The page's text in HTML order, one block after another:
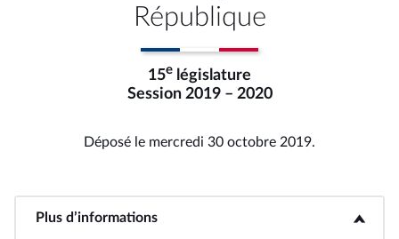
République
15e législature
Session 2019 – 2020
Déposé le mercredi 30 octobre 2019.
Plus d’informations<b>Plus d’informations</b>